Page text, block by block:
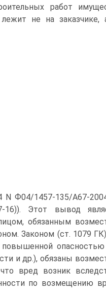
работ
не на заказчике,
N Ф04/1457-135/А67-
16)). Этот вывод
обязанным
Законом (ст. 1079
повышенной
и др.), обязаны
вред возник
по возмещению